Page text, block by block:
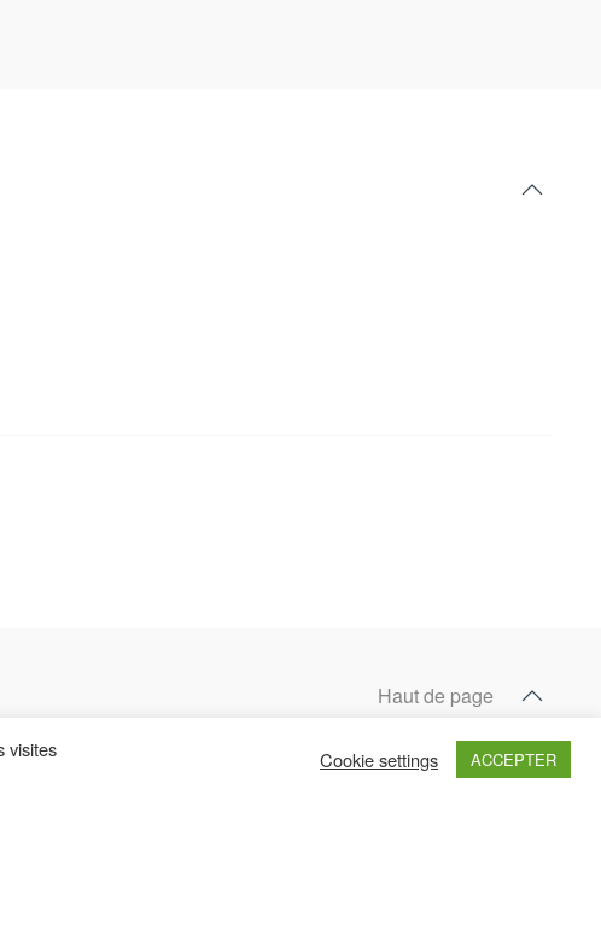
Haut de page
visites
Cookie settings ACCEPTER